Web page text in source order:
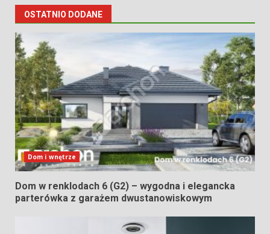
OSTATNIO DODANE
Dom i wnętrze
Dom w renklodach 6 (G2) – wygodna i elegancka
parterówka z garażem dwustanowiskowym